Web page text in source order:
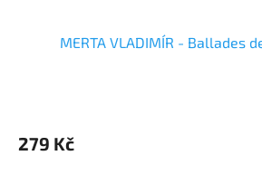
MERTA VLADIMÍR - Ballades
279 Kč